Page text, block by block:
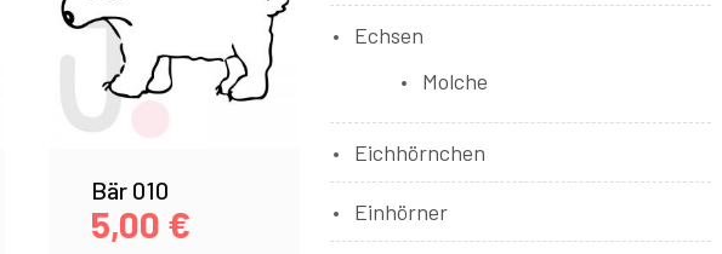
Bär 010
5,00 €
Echsen
Molche
Eichhörnchen
Einhörner